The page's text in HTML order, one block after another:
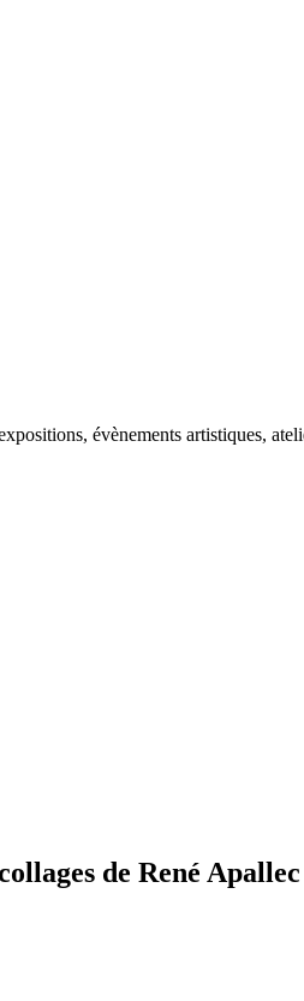
évènements artistiques,
de René Apallec